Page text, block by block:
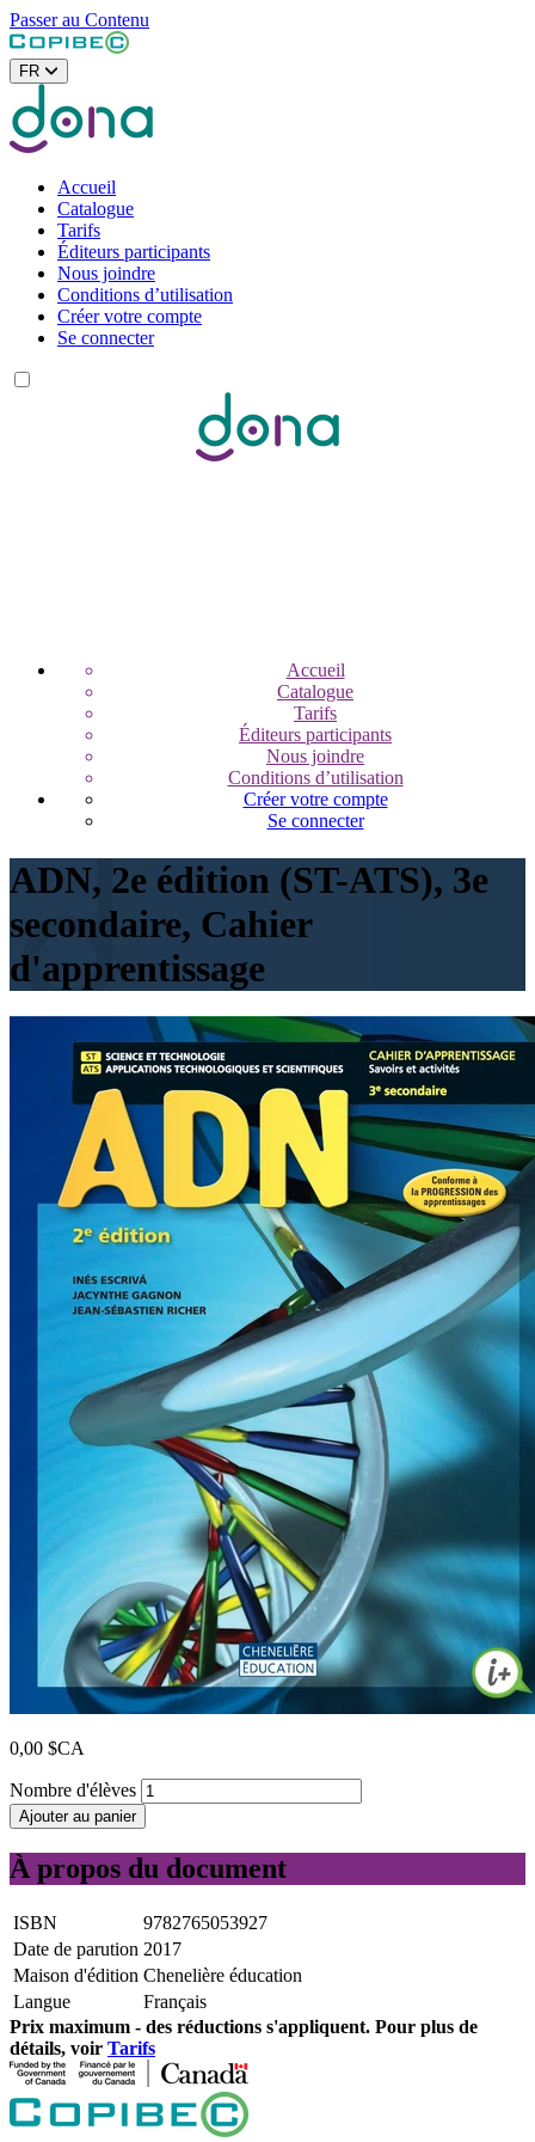
Passer au Contenu
FR
Accueil
Catalogue
Tarifs
Éditeurs participants
Nous joindre
Conditions d’utilisation
Créer votre compte
Se connecter
Accueil
Catalogue
Tarifs
Éditeurs participants
Nous joindre
Conditions d’utilisation
Créer votre compte
Se connecter
ADN, 2e édition (ST-ATS), 3e
secondaire, Cahier
d'apprentissage
0,00 $CA
Nombre d'élèves
Ajouter au panier
À propos du document
ISBN
9782765053927
Date de parution 2017
Maison d'édition Chenelière éducation
Langue
Français
Prix ​​maximum - des réductions s'appliquent. Pour plus de
détails, voir Tarifs